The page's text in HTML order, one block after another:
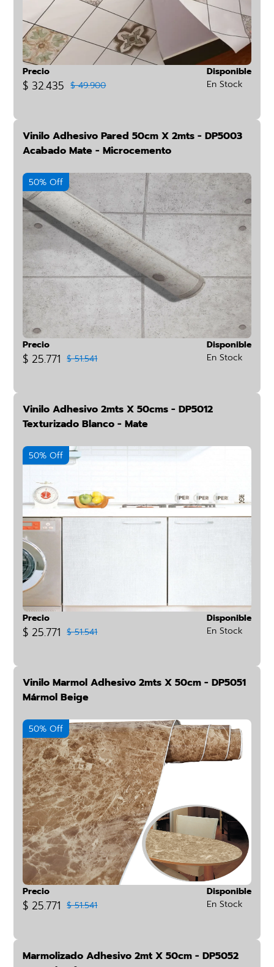
Precio
$ 32.435 $ 49.900
Disponible
En Stock
Vinilo Adhesivo Pared 50cm X 2mts - DP5003
Acabado Mate - Microcemento
50% Off
Precio
$ 25.771 $ 51.541
Disponible
En Stock
Vinilo Adhesivo 2mts X 50cms - DP5012
Texturizado Blanco - Mate
50% Off
Precio
$ 25.771 $ 51.541
Disponible
En Stock
Vinilo Marmol Adhesivo 2mts X 50cm - DP5051
Mármol Beige
50% Off
Precio
$ 25.771 $ 51.541
Disponible
En Stock
Marmolizado Adhesivo 2mt X 50cm - DP5052